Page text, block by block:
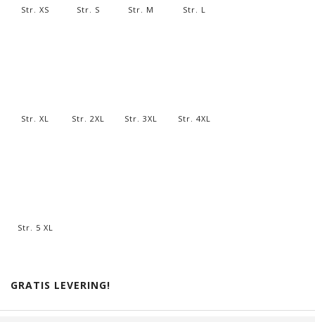
Str. XS Str. S Str. M Str. L
Str. XL Str. 2XL Str. 3XL Str. 4XL
Str. 5 XL
GRATIS LEVERING!